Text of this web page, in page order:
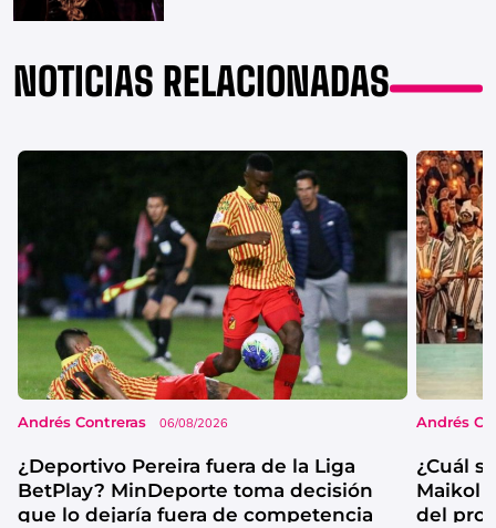
NOTICIAS RELACIONADAS
Andrés Contreras 06/08/2026
¿Deportivo Pereira fuera de la Liga
BetPlay? MinDeporte toma decisión
que lo dejaría fuera de competencia
Andrés
¿Cuál
Maikol
del